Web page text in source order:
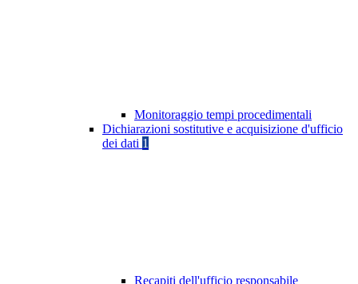
Monitoraggio tempi procedimentali
Dichiarazioni sostitutive e acquisizione d'ufficio
dei dati 1
Recapiti dell'ufficio responsabile